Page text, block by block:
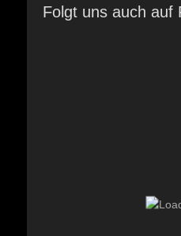
Folgt uns auch auf